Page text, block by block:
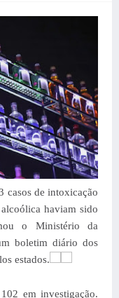
casos de intoxicação
haviam sido
o Ministério da
boletim diário dos
estados.
em investigação.